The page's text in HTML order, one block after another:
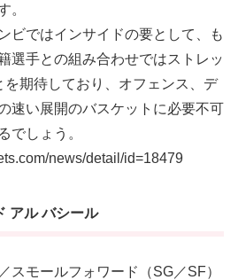
。
ビではインサイドの要として、も
選手との組み合わせではストレッ
期待しており、オフェンス、デ
速い展開のバスケットに必要不可
でしょう。
news/detail/id=18479
アル バシール
スモールフォワード（SG／SF）